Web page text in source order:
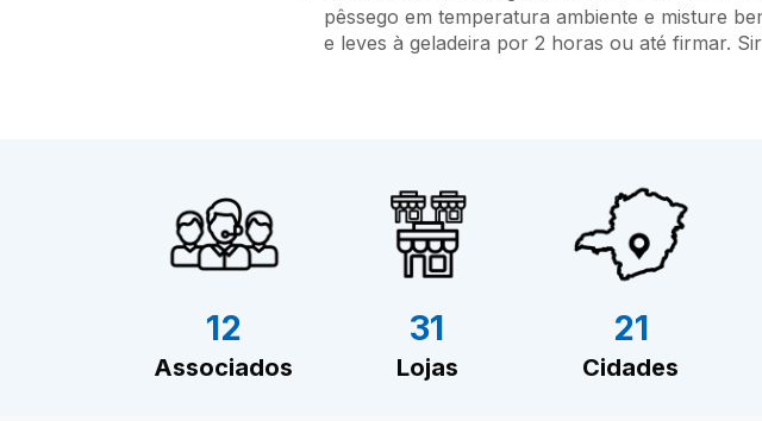
pêssego em temperatura ambiente e misture
e leves à geladeira por 2 horas ou até firmar.
12
Associados
31
Lojas
21
Cidades